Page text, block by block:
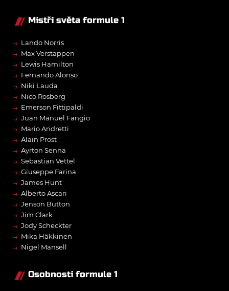
Mistři světa formule 1
→ Lando Norris
→ Max Verstappen
→ Lewis Hamilton
→ Fernando Alonso
→ Niki Lauda
→ Nico Rosberg
→ Emerson Fittipaldi
→ Juan Manuel Fangio
→ Mario Andretti
→ Alain Prost
→ Ayrton Senna
→ Sebastian Vettel
→ Giuseppe Farina
→ James Hunt
→ Alberto Ascari
→ Jenson Button
→ Jim Clark
→ Jody Scheckter
→ Mika Häkkinen
→ Nigel Mansell
Osobnosti formule 1